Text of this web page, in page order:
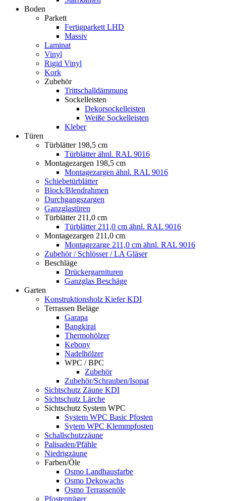
Boden
Parkett
Fertigparkett LHD
Massiv
Laminat
Vinyl
Rigid Vinyl
Kork
Zubehör
Trittschalldämmung
Sockelleisten
Dekorsockelleisten
Weiße Sockelleisten
Kleber
Türen
Türblätter 198,5 cm
Türblätter ähnl. RAL 9016
Montagezargen 198,5 cm
Montagezargen ähnl. RAL 9016
Schiebetürblätter
Block/Blendrahmen
Durchgangszargen
Ganzglastüren
Türblätter 211,0 cm
Türblätter 211,0 cm ähnl. RAL 9016
Montagezargen 211,0 cm
Montagezarge 211,0 cm ähnl. RAL 9016
Zubehör / Schlösser / LA Gläser
Beschläge
Drückergarnituren
Ganzglas Beschäge
Garten
Konstruktionsholz Kiefer KDI
Terrassen Beläge
Garapa
Bangkirai
Thermohölzer
Kebony
Nadelhölzer
WPC / BPC
Zubehör
Zubehör/Schrauben/Isopat
Sichtschutz Zäune KDI
Sichtschutz Lärche
Sichtschutz System WPC
System WPC Basic Pfosten
Sytem WPC Klemmpfosten
Schallschutzzäune
Palisaden/Pfähle
Niedrigzäune
Farben/Öle
Osmo Landhausfarbe
Osmo Dekowachs
Osmo Terrassenöle
Pfostenträger